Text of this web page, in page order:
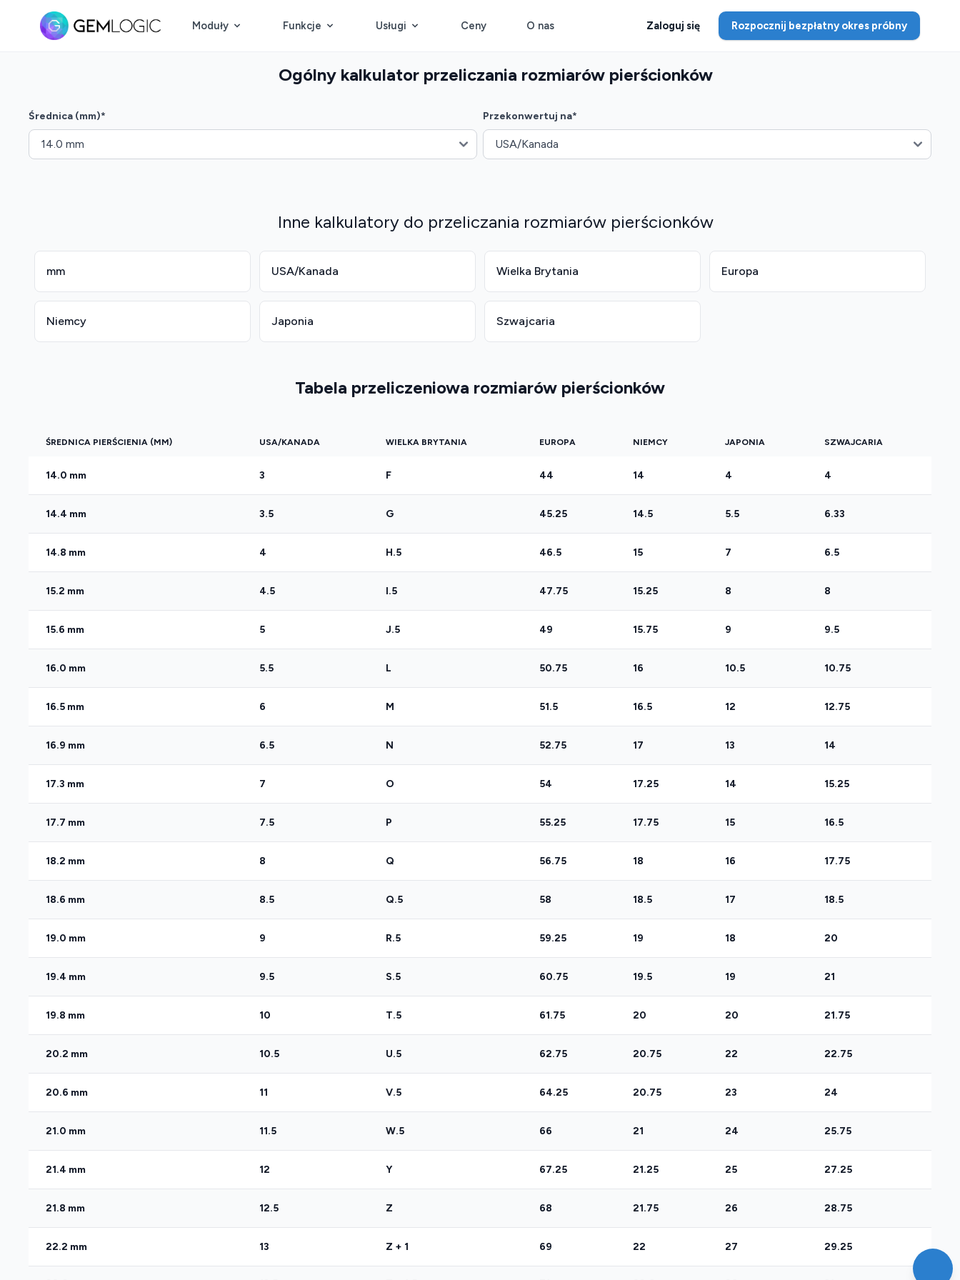
Moduły Funkcje Usługi Ceny O nas Zaloguj się Rozpocznij bezpłatny okres próbny
Ogólny kalkulator przeliczania rozmiarów pierścionków
Średnica (mm)* Przekonwertuj na*
Inne kalkulatory do przeliczania rozmiarów pierścionków
mm USA/Kanada Wielka Brytania Europa
Niemcy Japonia Szwajcaria
Tabela przeliczeniowa rozmiarów pierścionków
ŚREDNICA PIERŚCIENIA (MM) USA/KANADA WIELKA BRYTANIA EUROPA NIEMCY JAPONIA SZWAJCARIA
14.0 mm 3 F 44 14 4 4
14.4 mm 3.5 G 45.25 14.5 5.5 6.33
14.8 mm 4 H.5 46.5 15 7 6.5
15.2 mm 4.5 I.5 47.75 15.25 8 8
15.6 mm 5 J.5 49 15.75 9 9.5
16.0 mm 5.5 L 50.75 16 10.5 10.75
16.5 mm 6 M 51.5 16.5 12 12.75
16.9 mm 6.5 N 52.75 17 13 14
17.3 mm 7 O 54 17.25 14 15.25
17.7 mm 7.5 P 55.25 17.75 15 16.5
18.2 mm 8 Q 56.75 18 16 17.75
18.6 mm 8.5 Q.5 58 18.5 17 18.5
19.0 mm 9 R.5 59.25 19 18 20
19.4 mm 9.5 S.5 60.75 19.5 19 21
19.8 mm 10 T.5 61.75 20 20 21.75
20.2 mm 10.5 U.5 62.75 20.75 22 22.75
20.6 mm 11 V.5 64.25 20.75 23 24
21.0 mm 11.5 W.5 66 21 24 25.75
21.4 mm 12 Y 67.25 21.25 25 27.25
21.8 mm 12.5 Z 68 21.75 26 28.75
22.2 mm 13 Z + 1 69 22 27 29.25